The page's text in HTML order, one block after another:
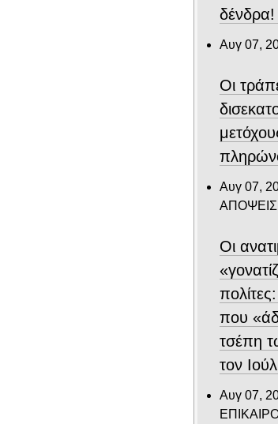
δένδρα!
Αυγ 07,
Οι
Αυγ 07,
ΑΠΟΨΕΙΣ
Οι
που
τσέπη
τον
Αυγ 07,